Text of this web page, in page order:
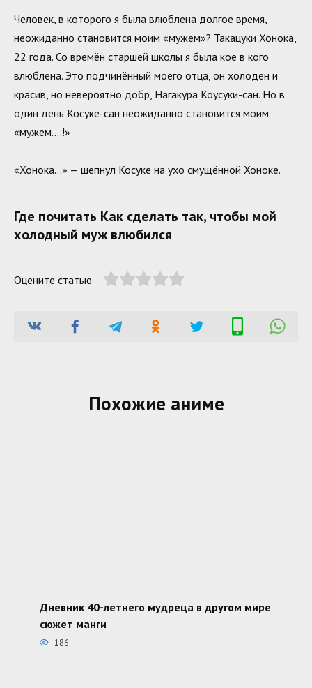
Человек, в которого я была влюблена долгое время,
неожиданно становится моим «мужем»? Такацуки Хонока,
22 года. Со времён старшей школы я была кое в кого
влюблена. Это подчинённый моего отца, он холоден и
красив, но невероятно добр, Нагакура Коусуки-сан. Но в
один день Косуке-сан неожиданно становится моим
«мужем….!»
«Хонока…» — шепнул Косуке на ухо смущённой Хоноке.
Где почитать Как сделать так, чтобы мой
холодный муж влюбился
Оцените статью
Похожие аниме
Дневник 40-летнего мудреца в другом мире
сюжет манги
186